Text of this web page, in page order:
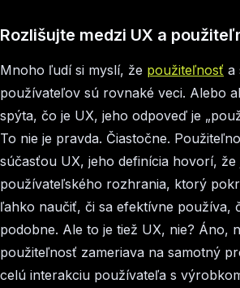
Rozlišujte medzi UX a
Mnoho ľudí si myslí, že použiteľnosť a
používateľov sú rovnaké veci. Alebo
spýta, čo je UX, jeho odpoveď je
To nie je pravda. Čiastočne.
súčasťou UX, jeho definícia hovorí,
používateľského rozhrania, ktorý
ľahko naučiť, či sa efektívne používa,
podobne. Ale to je tiež UX, nie? Áno,
použiteľnosť zameriava na samotný
celú interakciu používateľa s